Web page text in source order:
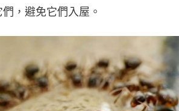
，避免它們入屋。